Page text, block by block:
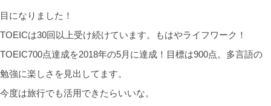
目になりました！
TOEICは30回以上受け続けています。もはやライフワーク！
TOEIC700点達成を2018年の5月に達成！目標は900点。多言語の
勉強に楽しさを見出してます。
今度は旅行でも活用できたらいいな。